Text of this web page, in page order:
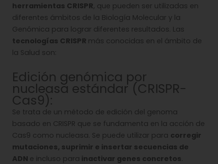
herramientas CRISPR, que pueden ser utilizadas en
diferentes ámbitos de la Biología Molecular y la
Genómica para lograr diferentes resultados. Las
tecnologías CRISPR más conocidas en el ámbito de
la Salud son:
Edición genómica por
nucleasa estándar (CRISPR-
Cas9):
Se trata de un método de edición del genoma
basado en CRISPR que se fundamenta en la acción de
Cas9 como nucleasa. Se puede utilizar para corregir
mutaciones, suprimir e insertar secuencias de
ADN e incluso para inactivar genes concretos.